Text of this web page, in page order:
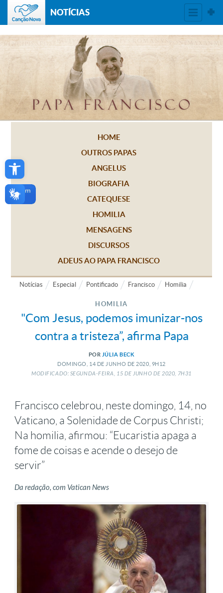
Open toolbar
NOTÍCIAS
HOME
OUTROS PAPAS
ANGELUS
BIOGRAFIA
CATEQUESE
HOMILIA
MENSAGENS
DISCURSOS
ADEUS AO PAPA FRANCISCO
Notícias Especial Pontificado Francisco Homilia
HOMILIA
"Com Jesus, podemos imunizar-nos
contra a tristeza”, afirma Papa
POR JÚLIA BECK
DOMINGO, 14 DE JUNHO DE 2020, 9H12
MODIFICADO: SEGUNDA-FEIRA, 15 DEJUNHO DE2020, 7H31
Francisco celebrou, neste domingo, 14, no
Vaticano, a Solenidade de Corpus Christi;
Na homilia, afirmou: “Eucaristia apaga a
fome de coisas e acende o desejo de
servir”
Da redação, com Vatican News